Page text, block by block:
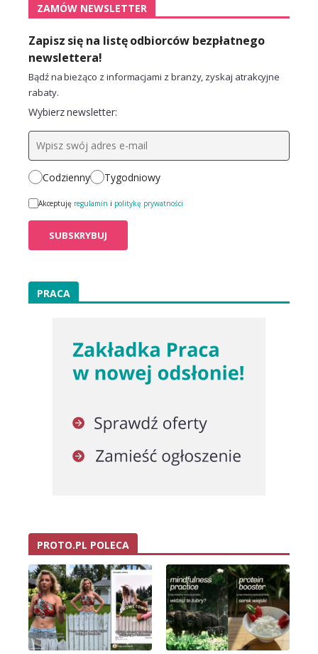
ZAMÓW NEWSLETTER
Zapisz się na listę odbiorców bezpłatnego
newslettera!
Bądź na bieżąco z informacjami z branży, zyskaj atrakcyjne
rabaty.
Wybierz newsletter:
Codzienny Tygodniowy
Akceptuję regulamin i politykę prywatności
PRACA
PROTO.PL POLECA